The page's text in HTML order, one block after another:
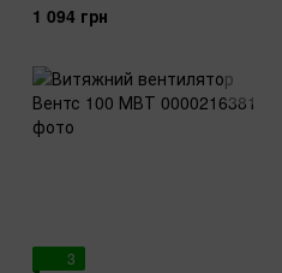
1 094 грн
3